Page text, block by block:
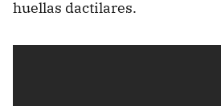
huellas dactilares.